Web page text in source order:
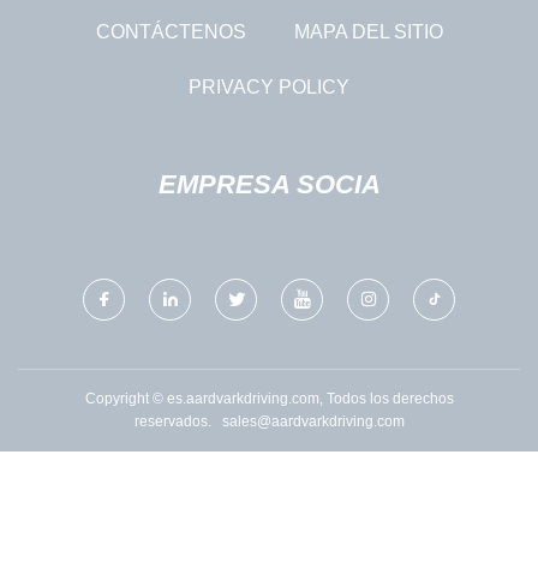
CONTÁCTENOS MAPA DEL SITIO
PRIVACY POLICY
EMPRESA SOCIA
Copyright © es.aardvarkdriving.com, Todos los derechos
reservados. sales@aardvarkdriving.com